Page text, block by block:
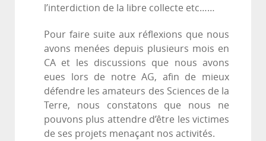
l’interdiction de la libre collecte etc……
Pour faire suite aux réflexions que nous
avons menées depuis plusieurs mois en
CA et les discussions que nous avons
eues lors de notre AG, afin de mieux
défendre les amateurs des Sciences de la
Terre, nous constatons que nous ne
pouvons plus attendre d’être les victimes
de ses projets menaçant nos activités.